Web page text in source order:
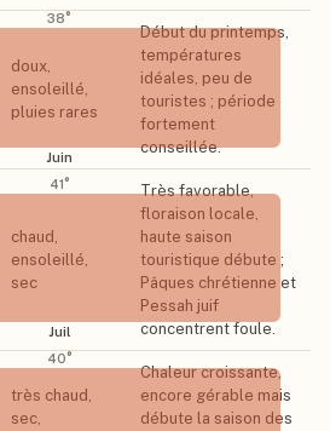
38°
Juin
41°
Juil
40°
doux,
ensoleillé,
pluies rares
Début du printemps,
températures
idéales, peu de
touristes ; période
fortement
conseillée.
chaud,
ensoleillé,
sec
Très favorable,
floraison locale,
haute saison
touristique débute ;
Pâques chrétienne et
Pessah juif
concentrent foule.
très chaud,
sec,
Chaleur croissante,
encore gérable mais
débute la saison des